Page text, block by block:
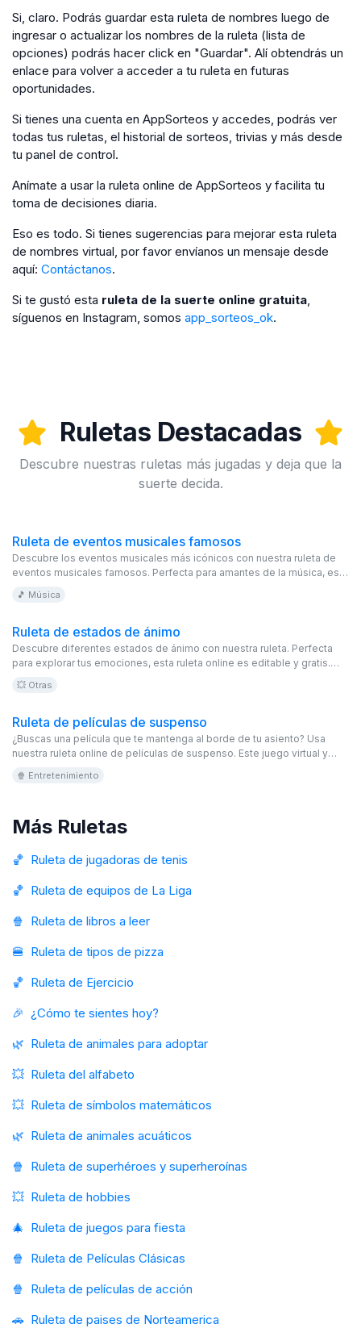
Si, claro. Podrás guardar esta ruleta de nombres luego de
ingresar o actualizar los nombres de la ruleta (lista de
opciones) podrás hacer click en "Guardar". Alí obtendrás un
enlace para volver a acceder a tu ruleta en futuras
oportunidades.
Si tienes una cuenta en AppSorteos y accedes, podrás ver
todas tus ruletas, el historial de sorteos, trivias y más desde
tu panel de control.
Anímate a usar la ruleta online de AppSorteos y facilita tu
toma de decisiones diaria.
Eso es todo. Si tienes sugerencias para mejorar esta ruleta
de nombres virtual, por favor envíanos un mensaje desde
aquí: Contáctanos.
Si te gustó esta ruleta de la suerte online gratuita,
síguenos en Instagram, somos app_sorteos_ok.
Ruletas Destacadas
Descubre nuestras ruletas más jugadas y deja que la
suerte decida.
Ruleta de eventos musicales famosos
Descubre los eventos musicales más icónicos con nuestra ruleta de
eventos musicales famosos. Perfecta para amantes de la música, esta
conciertos!
🎵 Música
Ruleta de estados de ánimo
Descubre diferentes estados de ánimo con nuestra ruleta. Perfecta
para explorar tus emociones, esta ruleta online es editable y gratis.
¡Explora y disfruta!
💥 Otras
Ruleta de películas de suspenso
¿Buscas una película que te mantenga al borde de tu asiento? Usa
nuestra ruleta online de películas de suspenso. Este juego virtual y
mantendrán en tensión. ¡Haz girar la ruleta editable y sumérgete en la
🍿 Entretenimiento
Más Ruletas
🏀 Ruleta de jugadoras de tenis
🏀 Ruleta de equipos de La Liga
🍿 Ruleta de libros a leer
🍔 Ruleta de tipos de pizza
🏀 Ruleta de Ejercicio
🎉 ¿Cómo te sientes hoy?
🌿 Ruleta de animales para adoptar
💥 Ruleta del alfabeto
💥 Ruleta de símbolos matemáticos
🌿 Ruleta de animales acuáticos
🍿 Ruleta de superhéroes y superheroínas
💥 Ruleta de hobbies
🎄 Ruleta de juegos para fiesta
🍿 Ruleta de Películas Clásicas
🍿 Ruleta de películas de acción
🚗 Ruleta de paises de Norteamerica